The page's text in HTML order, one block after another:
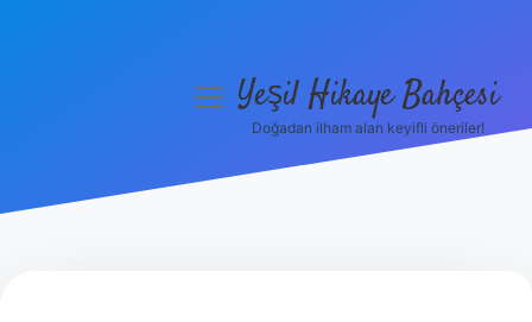
menüyüYeşil Hikaye Bahçesi
Doğadan ilham alan keyifli öneriler!